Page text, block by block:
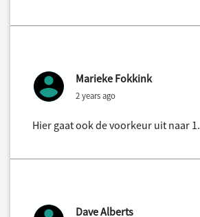
Marieke Fokkink
2 years ago
Hier gaat ook de voorkeur uit naar 1.
Dave Alberts